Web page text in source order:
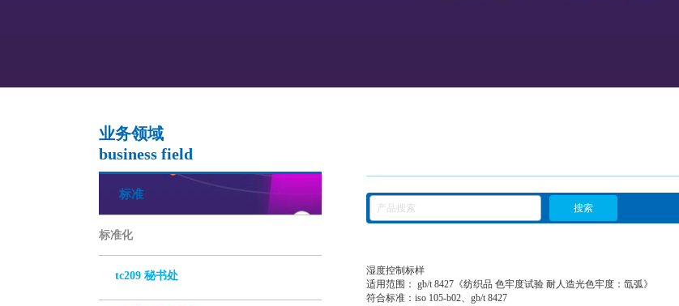
业务领域
business field
标准
标准化
tc209 秘书处
湿度控制标样
适用范围： gb/t 8427《纺织品 色牢度试验 耐人造光色牢度：氙弧》
符合标准：iso 105-b02、gb/t 8427